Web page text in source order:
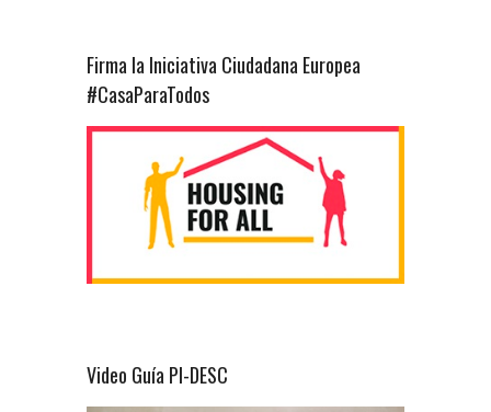
Firma la Iniciativa Ciudadana Europea
#CasaParaTodos
Video Guía PI-DESC